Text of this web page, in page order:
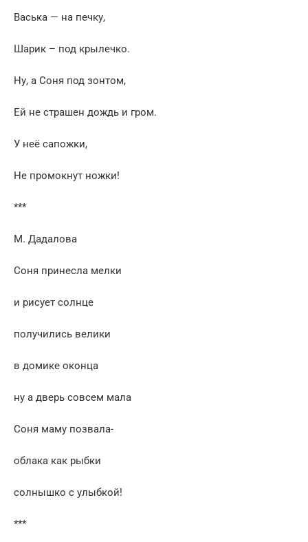
Васька — на печку,
Шарик – под крылечко.
Ну, а Соня под зонтом,
Ей не страшен дождь и гром.
У неё сапожки,
Не промокнут ножки!
***
М. Дадалова
Соня принесла мелки
и рисует солнце
получились велики
в домике оконца
ну а дверь совсем мала
Соня маму позвала-
облака как рыбки
солнышко с улыбкой!
***